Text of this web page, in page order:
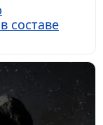
составе